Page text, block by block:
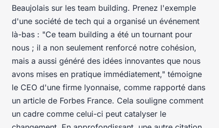
Beaujolais sur les team building. Prenez l'exemple
d'une société de tech qui a organisé un événement
là-bas : "Ce team building a été un tournant pour
nous ; il a non seulement renforcé notre cohésion,
mais a aussi généré des idées innovantes que nous
avons mises en pratique immédiatement," témoigne
le CEO d'une firme lyonnaise, comme rapporté dans
un article de Forbes France. Cela souligne comment
un cadre comme celui-ci peut catalyser le